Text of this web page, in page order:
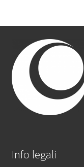
Info legali